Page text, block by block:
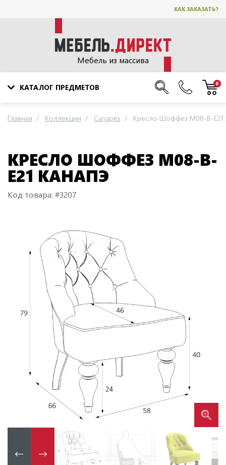
КАК ЗАКАЗАТЬ?
Мебель из массива
КАТАЛОГ ПРЕДМЕТОВ 0
Главная Коллекции Canapes Кресло Шоффез M08-B-E21
КРЕСЛО ШОФФЕЗ M08-B-
E21 КАНАПЭ
Код товара: #3207